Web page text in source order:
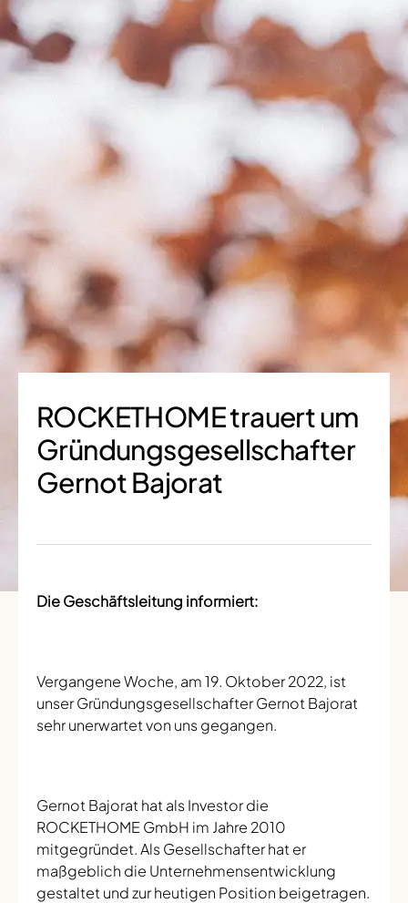
ROCKETHOME trauert um
Gründungsgesellschafter
Gernot Bajorat
Die Geschäftsleitung informiert:
Vergangene Woche, am 19. Oktober 2022, ist
unser Gründungsgesellschafter Gernot Bajorat
sehr unerwartet von uns gegangen.
Gernot Bajorat hat als Investor die
ROCKETHOME GmbH im Jahre 2010
mitgegründet. Als Gesellschafter hat er
maßgeblich die Unternehmensentwicklung
gestaltet und zur heutigen Position beigetragen.